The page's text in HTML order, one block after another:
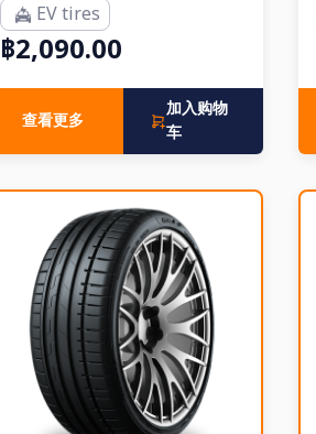
EV tires
฿2,090.00
查看更多
加入购物
车